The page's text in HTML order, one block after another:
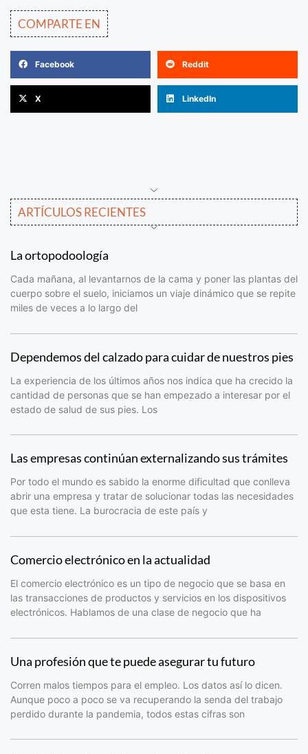
COMPARTE EN
Facebook Reddit
X LinkedIn
ARTÍCULOS RECIENTES
La ortopodoología
Cada mañana, al levantarnos de la cama y poner las plantas del
cuerpo sobre el suelo, iniciamos un viaje dinámico que se repite
miles de veces a lo largo del
Dependemos del calzado para cuidar de nuestros pies
La experiencia de los últimos años nos indica que ha crecido la
cantidad de personas que se han empezado a interesar por el
estado de salud de sus pies. Los
Las empresas continúan externalizando sus trámites
Por todo el mundo es sabido la enorme dificultad que conlleva
abrir una empresa y tratar de solucionar todas las necesidades
que esta tiene. La burocracia de este país y
Comercio electrónico en la actualidad
El comercio electrónico es un tipo de negocio que se basa en
las transacciones de productos y servicios en los dispositivos
electrónicos. Hablamos de una clase de negocio que ha
Una profesión que te puede asegurar tu futuro
Corren malos tiempos para el empleo. Los datos así lo dicen.
Aunque poco a poco se va recuperando la senda del trabajo
perdido durante la pandemia, todos estas cifras son